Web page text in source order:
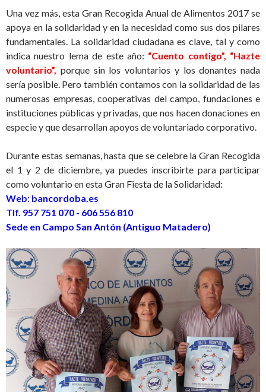
Una vez más, esta Gran Recogida Anual de Alimentos 2017 se
apoya en la solidaridad y en la necesidad como sus dos pilares
fundamentales. La solidaridad ciudadana es clave, tal y como
indica nuestro lema de este año: “Cuento contigo”, “Hazte
voluntario”, porque sin los voluntarios y los donantes nada
sería posible. Pero también contamos con la solidaridad de las
numerosas empresas, cooperativas del campo, fundaciones e
instituciones públicas y privadas, que nos hacen donaciones en
especie y que desarrollan apoyos de voluntariado corporativo.
Durante estas semanas, hasta que se celebre la Gran Recogida
el 1 y 2 de diciembre, ya puedes inscribirte para participar
como voluntario en esta Gran Fiesta de la Solidaridad:
Web: bancordoba.es
Tlf. 957 751 070 - 606 556 810
Sede en Campo San Antón (Antiguo Matadero)